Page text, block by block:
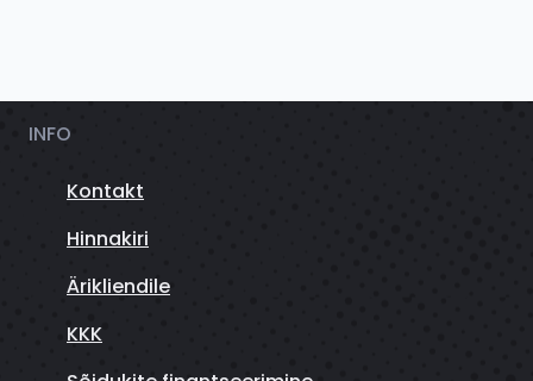
INFO
Kontakt
Hinnakiri
Ärikliendile
KKK